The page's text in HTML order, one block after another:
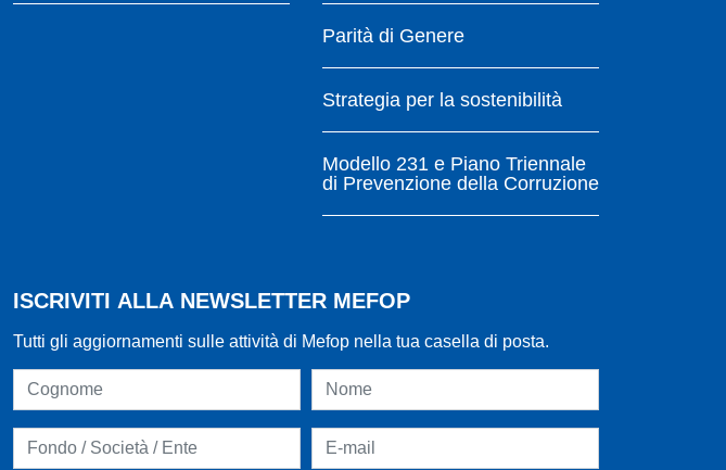
Parità di Genere
Strategia per la sostenibilità
Modello 231 e Piano Triennale
di Prevenzione della Corruzione
ISCRIVITI ALLA NEWSLETTER MEFOP
Tutti gli aggiornamenti sulle attività di Mefop nella tua casella di posta.